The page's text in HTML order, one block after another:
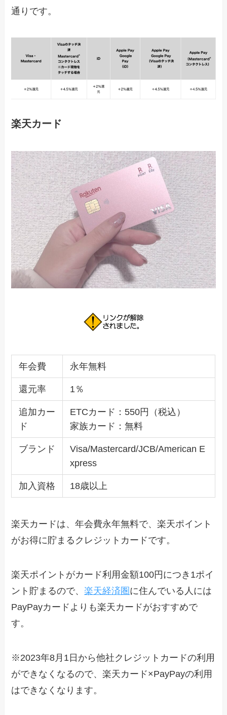
通りです。
楽天カード
年会費 永年無料
還元率 1％
追加カー
ド
ETCカード：550円（税込）
家族カード：無料
ブランド
Visa/Mastercard/JCB/American E
xpress
加入資格 18歳以上
楽天カードは、年会費永年無料で、楽天ポイント
がお得に貯まるクレジットカードです。
楽天ポイントがカード利用金額100円につき1ポイ
ント貯まるので、楽天経済圏 に住んでいる人には
PayPayカードよりも楽天カードがおすすめで
す。
※2023年8月1日から他社クレジットカードの利用
ができなくなるので、楽天カード×PayPayの利用
はできなくなります。